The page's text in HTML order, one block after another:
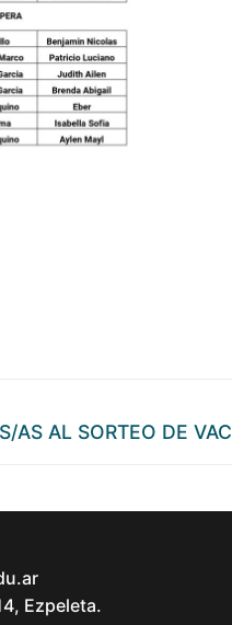
AS AL SORTEO DE
Ezpeleta.